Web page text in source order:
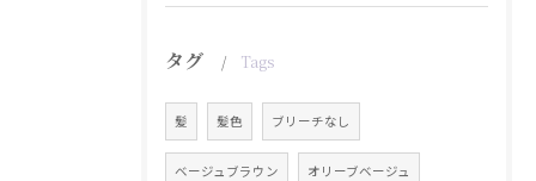
タグ Tags
髪 髪色 ブリーチなし
ベージュブラウン オリーブベージュ